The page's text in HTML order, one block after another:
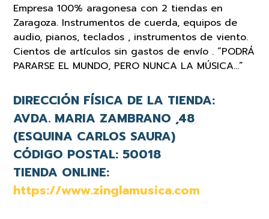
Empresa 100% aragonesa con 2 tiendas en
Zaragoza. Instrumentos de cuerda, equipos de
audio, pianos, teclados , instrumentos de viento.
Cientos de artículos sin gastos de envío . “PODRÁ
PARARSE EL MUNDO, PERO NUNCA LA MÚSICA…”
DIRECCIÓN FÍSICA DE LA TIENDA:
AVDA. MARIA ZAMBRANO ,48
(ESQUINA CARLOS SAURA)
CÓDIGO POSTAL: 50018
TIENDA ONLINE:
https://www.zinglamusica.com